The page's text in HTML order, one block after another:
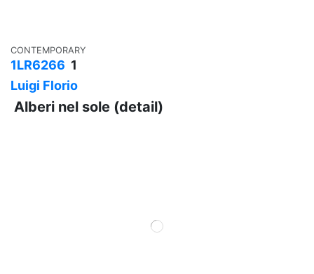
CONTEMPORARY
1LR6266 1
Luigi Florio
Alberi nel sole (detail)